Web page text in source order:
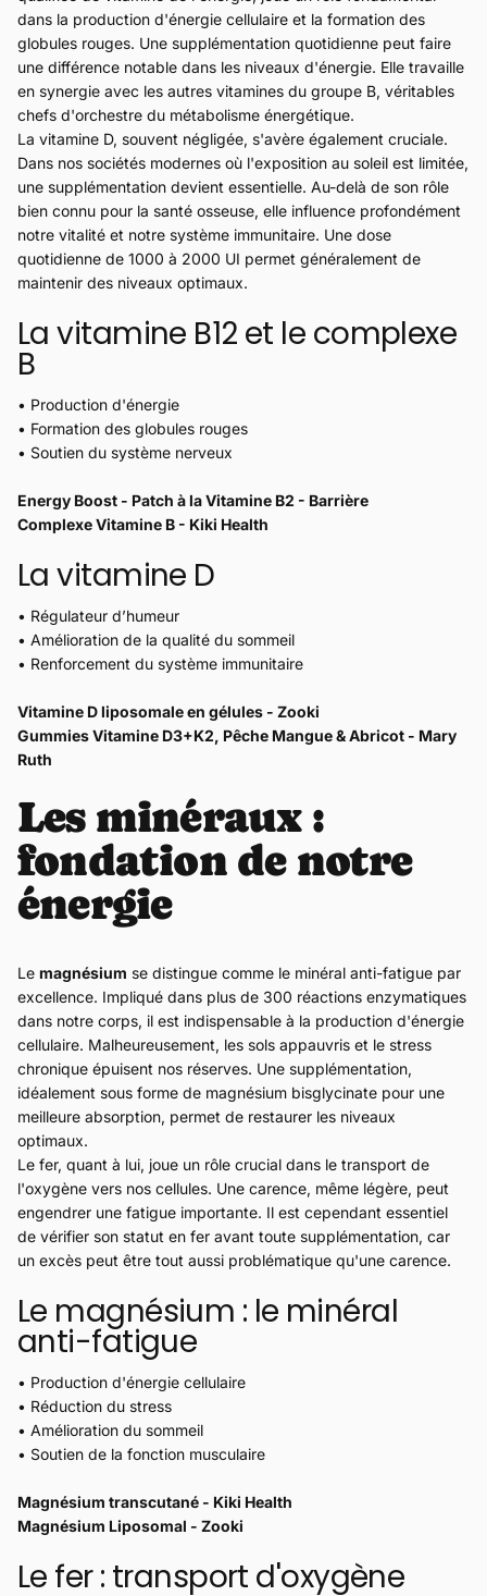
dans la production d'énergie cellulaire et la formation des
globules rouges. Une supplémentation quotidienne peut faire
une différence notable dans les niveaux d'énergie. Elle travaille
en synergie avec les autres vitamines du groupe B, véritables
chefs d'orchestre du métabolisme énergétique.
La vitamine D, souvent négligée, s'avère également cruciale.
Dans nos sociétés modernes où l'exposition au soleil est limitée,
une supplémentation devient essentielle. Au-delà de son rôle
bien connu pour la santé osseuse, elle influence profondément
notre vitalité et notre système immunitaire. Une dose
quotidienne de 1000 à 2000 UI permet généralement de
maintenir des niveaux optimaux.
La vitamine B12 et le complexe
B
• Production d'énergie
• Formation des globules rouges
• Soutien du système nerveux
Energy Boost - Patch à la Vitamine B2 - Barrière
Complexe Vitamine B - Kiki Health
La vitamine D
• Régulateur d’humeur
• Amélioration de la qualité du sommeil
• Renforcement du système immunitaire
Vitamine D liposomale en gélules - Zooki
Gummies Vitamine D3+K2, Pêche Mangue & Abricot - Mary
Ruth
Les minéraux :
fondation de notre
énergie
Le magnésium se distingue comme le minéral anti-fatigue par
excellence. Impliqué dans plus de 300 réactions enzymatiques
dans notre corps, il est indispensable à la production d'énergie
cellulaire. Malheureusement, les sols appauvris et le stress
chronique épuisent nos réserves. Une supplémentation,
idéalement sous forme de magnésium bisglycinate pour une
meilleure absorption, permet de restaurer les niveaux
optimaux.
Le fer, quant à lui, joue un rôle crucial dans le transport de
l'oxygène vers nos cellules. Une carence, même légère, peut
engendrer une fatigue importante. Il est cependant essentiel
de vérifier son statut en fer avant toute supplémentation, car
un excès peut être tout aussi problématique qu'une carence.
Le magnésium : le minéral
anti-fatigue
• Production d'énergie cellulaire
• Réduction du stress
• Amélioration du sommeil
• Soutien de la fonction musculaire
Magnésium transcutané - Kiki Health
Magnésium Liposomal - Zooki
Le fer : transport d'oxygène